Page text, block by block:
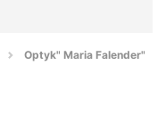
Optyk" Maria Falender"